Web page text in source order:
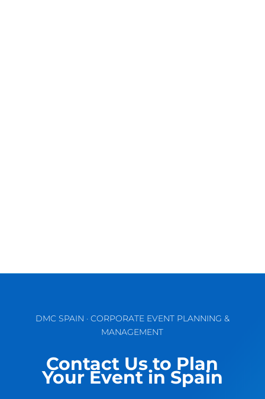
DMC SPAIN · CORPORATE EVENT PLANNING &
MANAGEMENT
Contact Us to Plan
Your Event in Spain